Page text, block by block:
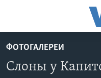
на
основной
ПРОГРАММЫ
ФОТОГАЛЕРЕИ
Слоны у